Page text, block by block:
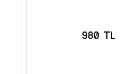
980 TL